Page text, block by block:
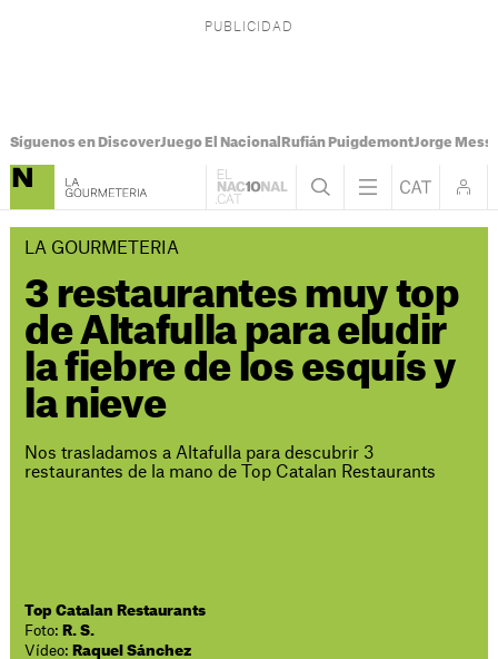
Síguenos en DiscoverJuego El Nacional Rufián PuigdemontJorge Messi
LA GOURMETERIA
3 restaurantes muy top
de Altafulla para eludir
la fiebre de los esquís y
la nieve
Nos trasladamos a Altafulla para descubrir 3
restaurantes de la mano de Top Catalan Restaurants
Top Catalan Restaurants
Foto: R. S.
Vídeo: Raquel Sánchez